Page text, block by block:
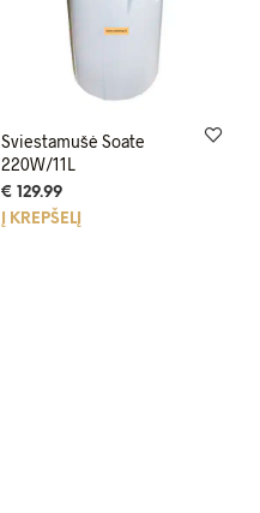
Sviestamušė Soate
220W/11L
€ 129.99
Į KREPŠELĮ